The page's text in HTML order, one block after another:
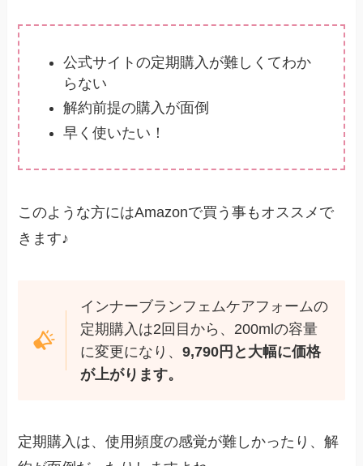
公式サイトの定期購入が難しくてわか
らない
解約前提の購入が面倒
早く使いたい！
このような方にはAmazonで買う事もオススメで
きます♪
インナーブランフェムケアフォームの
定期購入は2回目から、200mlの容量
に変更になり、 9,790円と大幅に価格
が上がります。
定期購入は、使用頻度の感覚が難しかったり、解